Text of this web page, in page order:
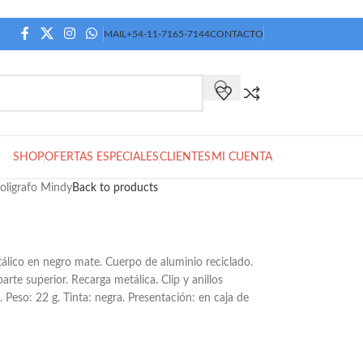
MAIL +54-11-7165-7144CONTACTO
SHOPOFERTAS ESPECIALESCLIENTES MI CUENTA
MindyBack to products
en negro mate. Cuerpo de aluminio reciclado.
superior. Recarga metálica. Clip y anillos
22 g. Tinta: negra. Presentación: en caja de